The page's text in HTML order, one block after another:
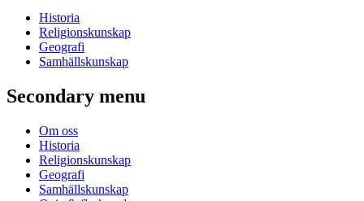
Historia
Religionskunskap
Geografi
Samhällskunskap
Secondary menu
Om oss
Historia
Religionskunskap
Geografi
Samhällskunskap